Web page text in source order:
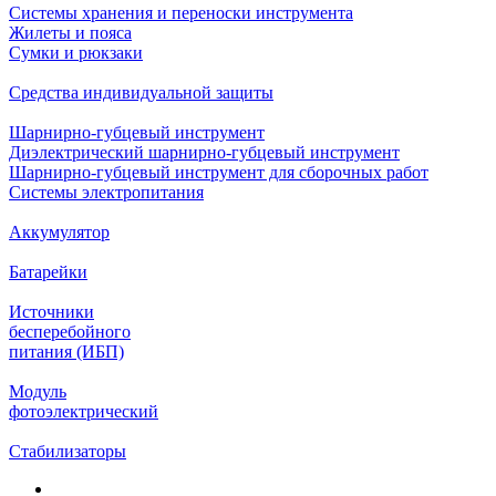
Системы хранения и переноски инструмента
Жилеты и пояса
Сумки и рюкзаки
Средства индивидуальной защиты
Шарнирно-губцевый инструмент
Диэлектрический шарнирно-губцевый инструмент
Шарнирно-губцевый инструмент для сборочных работ
Системы электропитания
Аккумулятор
Батарейки
Источники
бесперебойного
питания (ИБП)
Модуль
фотоэлектрический
Стабилизаторы